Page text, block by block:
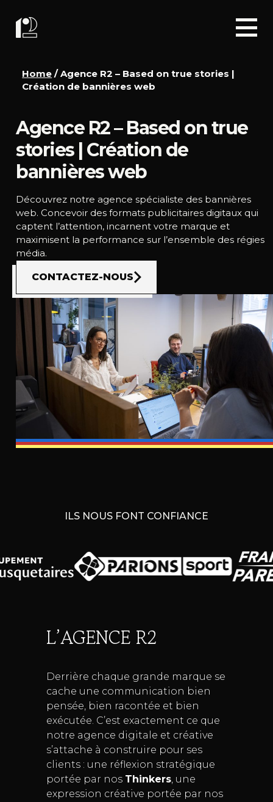
Home /Agence R2 – Based on true stories |
Création de bannières web
Agence R2 – Based on true
stories | Création de
bannières web
Découvrez notre agence spécialiste des bannières
web. Concevoir des formats publicitaires digitaux qui
captent l’attention, incarnent votre marque et
maximisent la performance sur l’ensemble des régies
média.
CONTACTEZ-NOUS
ILS NOUS FONT CONFIANCE
L’AGENCE R2
Derrière chaque grande marque se
cache une communication bien
pensée, bien racontée et bien
exécutée. C’est exactement ce que
notre agence digitale et créative
s’attache à construire pour ses
clients : une réflexion stratégique
portée par nos Thinkers, une
expression créative portée par nos